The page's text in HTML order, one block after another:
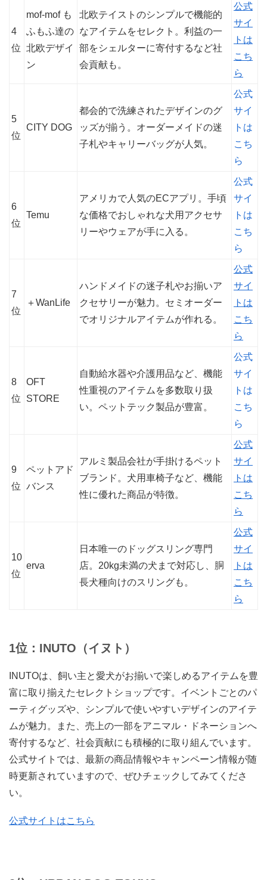
4
位
mof-mof も
ふもふ達の
北欧デザイ
ン
北欧テイストのシンプルで機能的
なアイテムをセレクト。利益の一
部をシェルターに寄付するなど社
会貢献も。
公式
サイ
トは
こち
ら
5
位
CITY DOG
都会的で洗練されたデザインのグ
ッズが揃う。オーダーメイドの迷
子札やキャリーバッグが人気。
公式
サイ
トは
こち
ら
6
位
Temu
アメリカで人気のECアプリ。手頃
な価格でおしゃれな犬用アクセサ
リーやウェアが手に入る。
公式
サイ
トは
こち
ら
7
位
＋WanLife
ハンドメイドの迷子札やお揃いア
クセサリーが魅力。セミオーダー
でオリジナルアイテムが作れる。
公式
サイ
トは
こち
ら
8
位
OFT
STORE
自動給水器や介護用品など、機能
性重視のアイテムを多数取り扱
い。ペットテック製品が豊富。
公式
サイ
トは
こち
ら
9
位
ペットアド
バンス
アルミ製品会社が手掛けるペット
ブランド。犬用車椅子など、機能
性に優れた商品が特徴。
公式
サイ
トは
こち
ら
10
位
erva
日本唯一のドッグスリング専門
店。20kg未満の犬まで対応し、胴
長犬種向けのスリングも。
公式
サイ
トは
こち
ら
1位：INUTO（イヌト）
INUTOは、飼い主と愛犬がお揃いで楽しめるアイテムを豊
富に取り揃えたセレクトショップです。イベントごとのパ
ーティグッズや、シンプルで使いやすいデザインのアイテ
ムが魅力。また、売上の一部をアニマル・ドネーションへ
寄付するなど、社会貢献にも積極的に取り組んでいます。
公式サイトでは、最新の商品情報やキャンペーン情報が随
時更新されていますので、ぜひチェックしてみてくださ
い。
公式サイトはこちら